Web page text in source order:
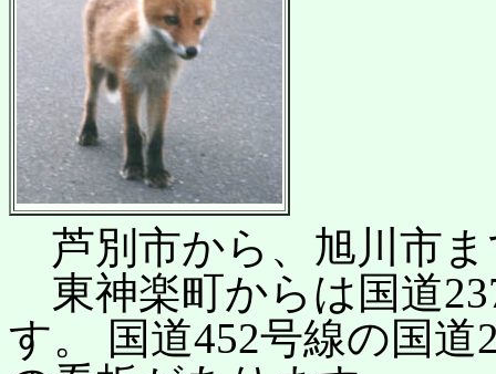
芦別市から、旭川市
東神楽町からは国道
す。 国道452号線の国